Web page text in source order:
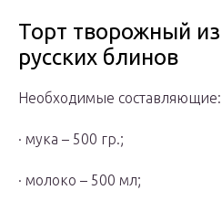
Торт творожный из
русских блинов
Необходимые составляющие:
· мука – 500 гр.;
· молоко – 500 мл;